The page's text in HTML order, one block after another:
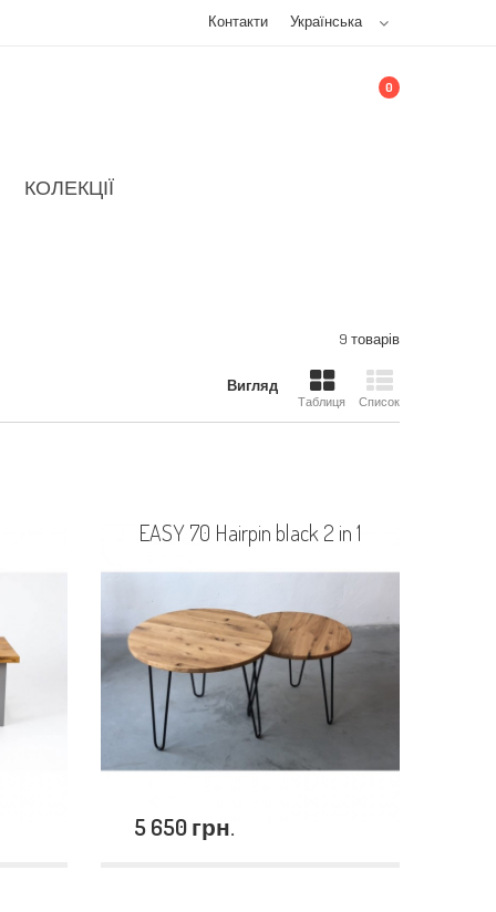
Українська
Контакти
0
КОЛЕКЦІЇ
9 товарів
Вигляд
Таблиця Список
EASY 70 Hairpin black 2 in 1
5 650 грн.